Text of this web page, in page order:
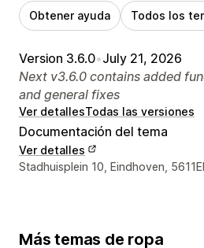
Obtener ayuda Todos los
Version 3.6.0•July 21, 2026
Next v3.6.0 contains added
and general fixes
Ver detallesTodas las versiones
Documentación del tema
Ver detalles
Detalles de contacto del
Stadhuisplein 10, Eindhoven,
Más temas de ropa